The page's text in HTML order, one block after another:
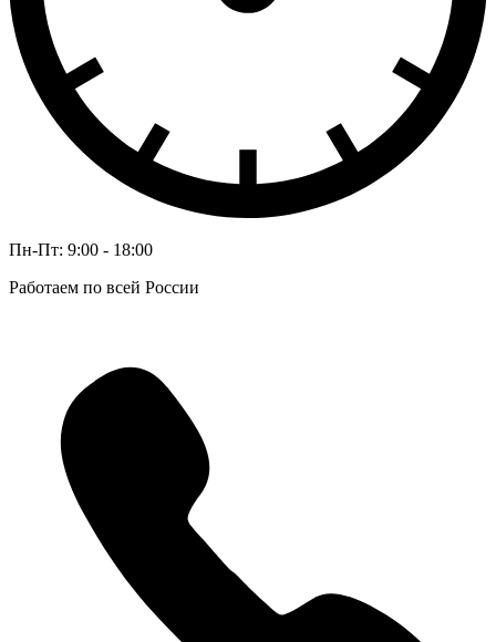
Пн-Пт: 9:00 - 18:00
Работаем по всей России